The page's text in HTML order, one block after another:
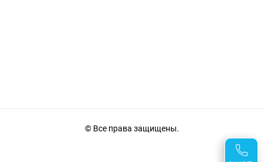
© Все права защищены.